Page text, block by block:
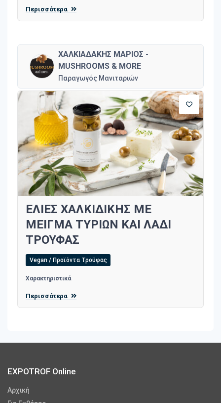
Περισσότερα
ΧΑΛΚΙΑΔΑΚΗΣ ΜΑΡΙΟΣ -
MUSHROOMS & MORE
Παραγωγός Μανιταριών
ΕΛΙΕΣ ΧΑΛΚΙΔΙΚΗΣ ΜΕ
ΜΕΙΓΜΑ ΤΥΡΙΩΝ ΚΑΙ ΛΑΔΙ
ΤΡΟΥΦΑΣ
Vegan / Προϊόντα Τρούφας
Χαρακτηριστικά
Περισσότερα
EXPOTROF Online
Αρχική